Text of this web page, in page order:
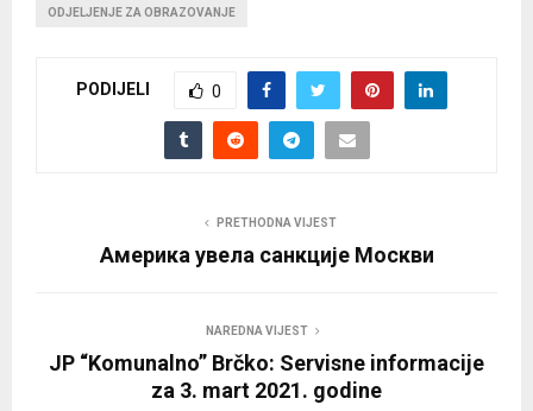
ODJELJENJE ZA OBRAZOVANJE
PODIJELI 0
PRETHODNA VIJEST
Америка увела санкције Москви
NAREDNA VIJEST
JP “Komunalno” Brčko: Servisne informacije
za 3. mart 2021. godine